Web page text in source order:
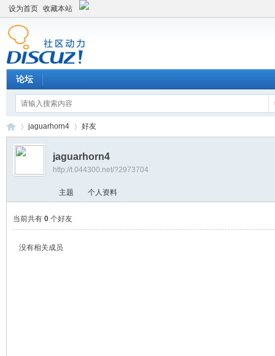
设为首页 收藏本站
论坛
›
jaguarhorn4 好友
jaguarhorn4
http://t.044300.net/?2973704
主题 个人资料
当前共有 0个好友
没有相关成员